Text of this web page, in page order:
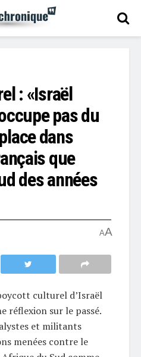
: «Israël
pas du
dans
que
des années
AA
culturel d’Israël
réflexion sur le passé.
et militants
menées contre le